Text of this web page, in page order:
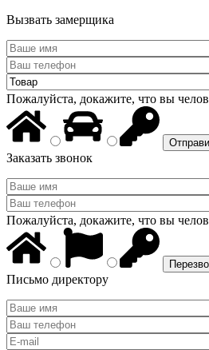
Вызвать замерщика
Пожалуйста, докажите, что вы
Заказать звонок
Пожалуйста, докажите, что вы
Письмо директору